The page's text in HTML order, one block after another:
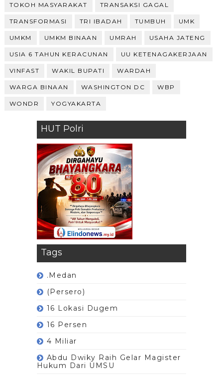
TOKOH MASYARAKAT TRANSAKSI GAGAL
TRANSFORMASI TRI IBADAH TUMBUH UMK
UMKM UMKM BINAAN UMRAH USAHA JATENG
USIA 6 TAHUN KERACUNAN UU KETENAGAKERJAAN
VINFAST WAKIL BUPATI WARDAH
WARGA BINAAN WASHINGTON DC WBP
WONDR YOGYAKARTA
HUT Polri
Tags
.Medan
(Persero)
16 Lokasi Dugem
16 Persen
4 Miliar
Abdu Dwiky Raih Gelar Magister
Hukum Dari UMSU